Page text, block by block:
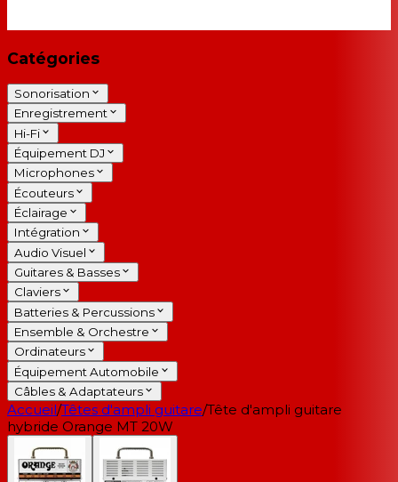
Catégories
Sonorisation
Enregistrement
Hi-Fi
Équipement DJ
Microphones
Écouteurs
Éclairage
Intégration
Audio Visuel
Guitares & Basses
Claviers
Batteries & Percussions
Ensemble & Orchestre
Ordinateurs
Équipement Automobile
Câbles & Adaptateurs
Accueil/Têtes d'ampli guitare/Tête d'ampli guitare
hybride Orange MT 20W